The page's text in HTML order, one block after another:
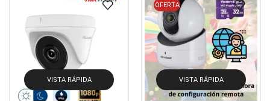
VISTA RÁPIDA
OFERTA
VISTA RÁPIDA